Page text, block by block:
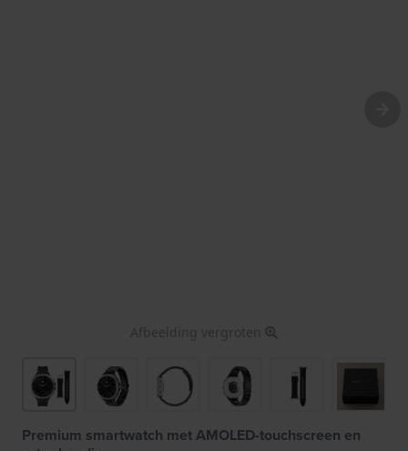
Afbeelding vergroten
Premium smartwatch met AMOLED-touchscreen en